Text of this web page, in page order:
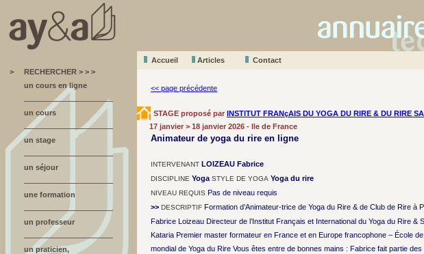
Accueil Articles Contact
>
RECHERCHER > > >
un cours en ligne
un cours
un stage
un séjour
une formation
un professeur
un praticien,
<< page précédente
STAGE proposé par INSTITUT FRANçAIS DU YOGA DU RIRE & DU RIRE
17 janvier > 18 janvier 2026 - Ile de France
Animateur de yoga du rire en ligne
INTERVENANT LOIZEAU Fabrice
DISCIPLINE Yoga STYLE DE YOGA Yoga du rire
NIVEAU REQUIS Pas de niveau requis
>> DESCRIPTIF Formation d’Animateur-trice de Yoga du Rire & de Club de Rire à
Fabrice Loizeau Directeur de l’Institut Français et International du Yoga du Rire &
Kataria Premier master formateur en France et en Europe francophone – École
mondial de Yoga du Rire Vous êtes entre de bonnes mains : Fabrice fait partie